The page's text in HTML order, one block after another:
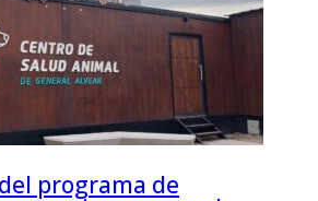
programa de